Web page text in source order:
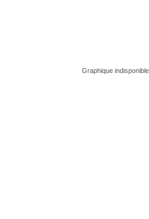
Graphique indisponible